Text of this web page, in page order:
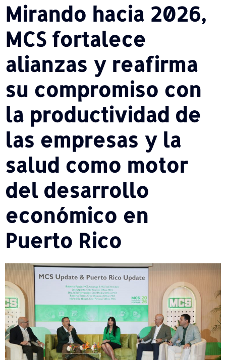
Mirando hacia 2026,
MCS fortalece
alianzas y reafirma
su compromiso con
la productividad de
las empresas y la
salud como motor
del desarrollo
económico en
Puerto Rico